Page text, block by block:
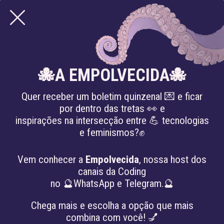
🐙A EMPOLVECIDA🐙
Quer receber um boletim quinzenal 💌 e ficar
por dentro das tretas 👀 e
inspirações na intersecção entre 💪 tecnologias
e feminismos?✊
Vem conhecer a Empolvecida, nossa host dos
canais da Coding
no 🔮WhatsApp e Telegram.🔮
Chega mais e escolha a opção que mais
combina com você! 💅